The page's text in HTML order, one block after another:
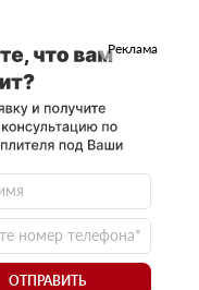
Реклама
ОТПРАВИТЬ